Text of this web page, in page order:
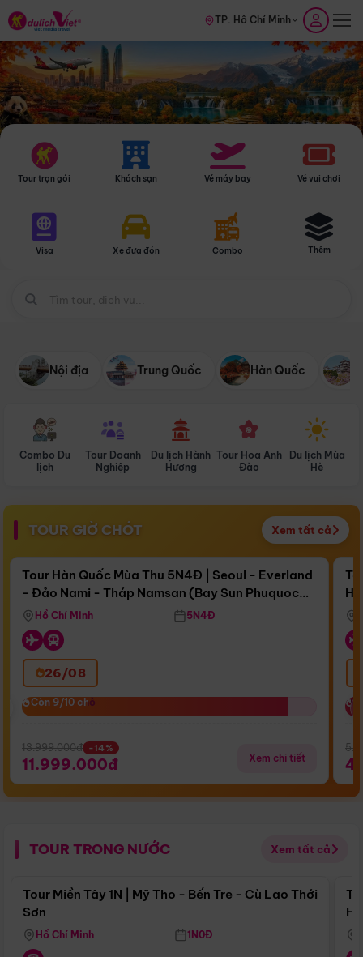
TP. Hồ Chí Minh
Tour trọn gói Khách sạn Vé máy bay Vé vui chơi
Visa Xe đưa đón Combo Thêm
Nội địa Trung Quốc Hàn Quốc
Combo Du
lịch
Tour Doanh
Nghiệp
Du lịch Hành
Hương
Tour Hoa Anh
Đào
Du lịch Mùa
Hè
TOUR GIỜ CHÓT Xem tất cả
Còn17 ngày 03:20:56
Bay Sun Phuquoc Airways
Điểm nổi bật
Tour Hàn Quốc Mùa Thu 5N4Đ | Seoul - Everland
- Đảo Nami - Tháp Namsan (Bay Sun Phuquoc
Airways)
Hồ Chí Minh 5N4Đ
26/08
Còn 9/10 chỗ
Còn 9/10 chỗ
13.999.000đ -14%
11.999.000đ Xem chi tiết
TOUR TRONG NƯỚC Xem tất cả
Điểm nổi bật
Tour Miền Tây 1N | Mỹ Tho - Bến Tre - Cù Lao Thới
Sơn
Hồ Chí Minh 1N0Đ